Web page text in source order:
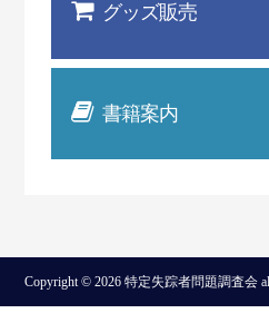
グッズ販売
書籍案内
Copyright © 2026 特定失踪者問題調査会